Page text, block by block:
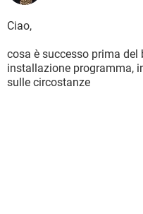
Ciao,
cosa è successo prima
installazione programma,
sulle circostanze